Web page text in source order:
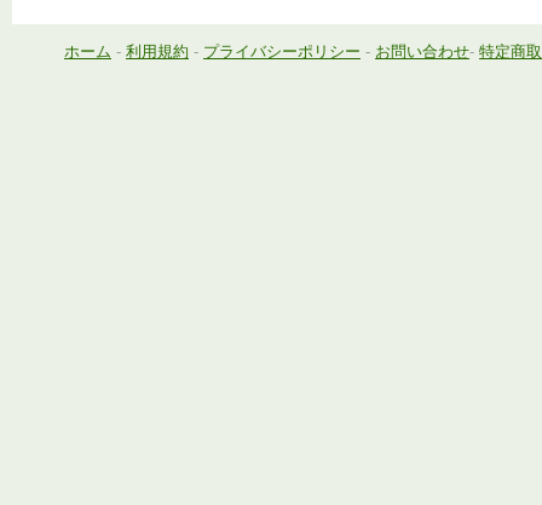
ホーム - 利用規約 - プライバシーポリシー - お問い合わせ- 特定商